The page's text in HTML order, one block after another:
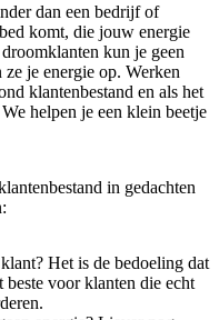
dan een bedrijf of
komt, die jouw energie
kun je geen
je energie op. Werken
klantenbestand en als het
helpen je een klein beetje
in gedachten
Het is de bedoeling dat
voor klanten die echt